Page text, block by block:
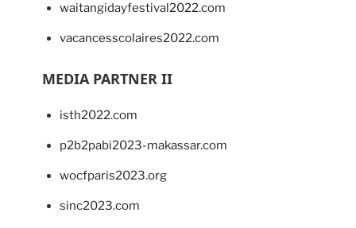
waitangidayfestival2022.com
vacancesscolaires2022.com
MEDIA PARTNER II
isth2022.com
p2b2pabi2023-makassar.com
wocfparis2023.org
sinc2023.com